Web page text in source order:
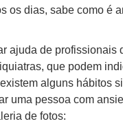
os dias, sabe como é
ajuda de profissionais
que podem
alguns hábitos
uma pessoa com
de fotos: